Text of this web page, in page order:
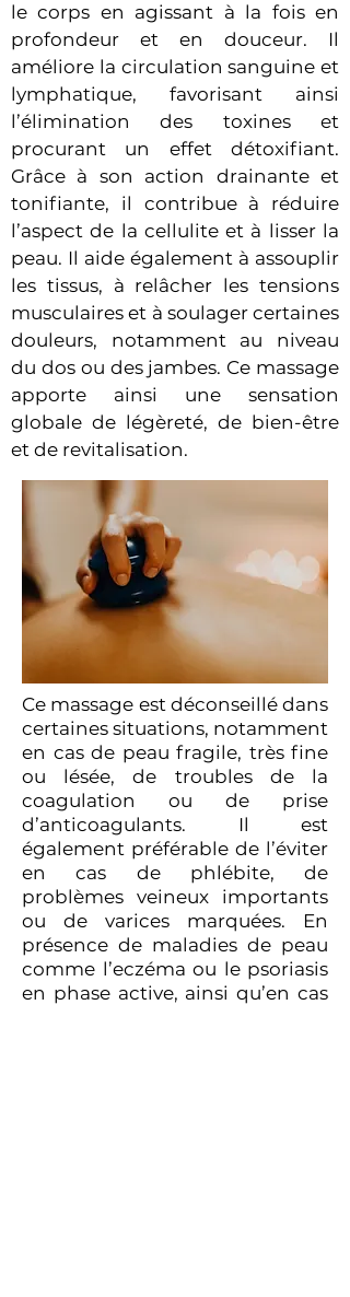
le corps en agissant à la fois en
profondeur et en douceur. Il
améliore la circulation sanguine et
lymphatique, favorisant ainsi
l’élimination des toxines et
procurant un effet détoxifiant.
Grâce à son action drainante et
tonifiante, il contribue à réduire
l’aspect de la cellulite et à lisser la
peau. Il aide également à assouplir
les tissus, à relâcher les tensions
musculaires et à soulager certaines
douleurs, notamment au niveau
du dos ou des jambes. Ce massage
apporte ainsi une sensation
globale de légèreté, de bien-être
et de revitalisation.
Ce massage est déconseillé dans
certaines situations, notamment
en cas de peau fragile, très fine
ou lésée, de troubles de la
coagulation ou de prise
d’anticoagulants. Il est
également préférable de l’éviter
en cas de phlébite, de
problèmes veineux importants
ou de varices marquées. En
présence de maladies de peau
comme l’eczéma ou le psoriasis
en phase active, ainsi qu’en cas